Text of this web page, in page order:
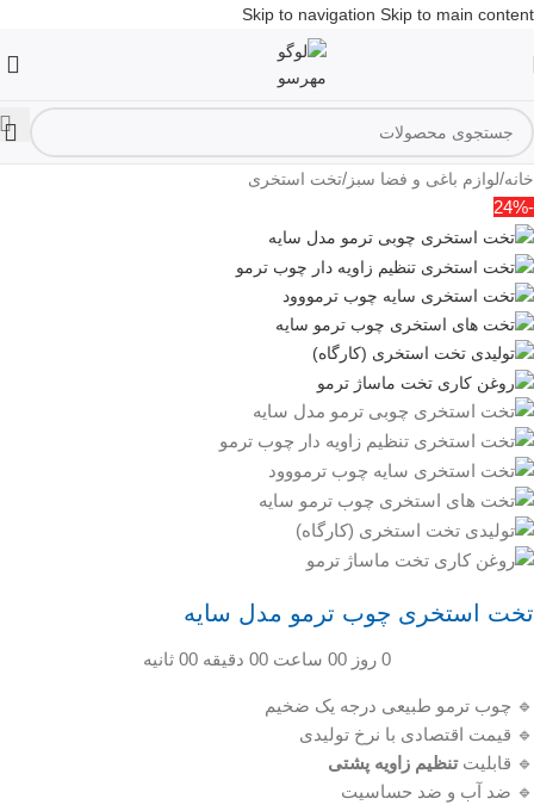
Skip to navigation Skip to main content
خانه/لوازم باغی و فضا سبز /تخت استخری
-24%
تخت استخری چوب ترمو مدل سایه
0 روز 00 ساعت 00 دقیقه 00 ثانیه
🔹 چوب ترمو طبیعی درجه یک ضخیم
🔹 قیمت اقتصادی با نرخ تولیدی
🔹 قابلیت تنظیم زاویه پشتی
🔹 ضد آب و ضد حساسیت